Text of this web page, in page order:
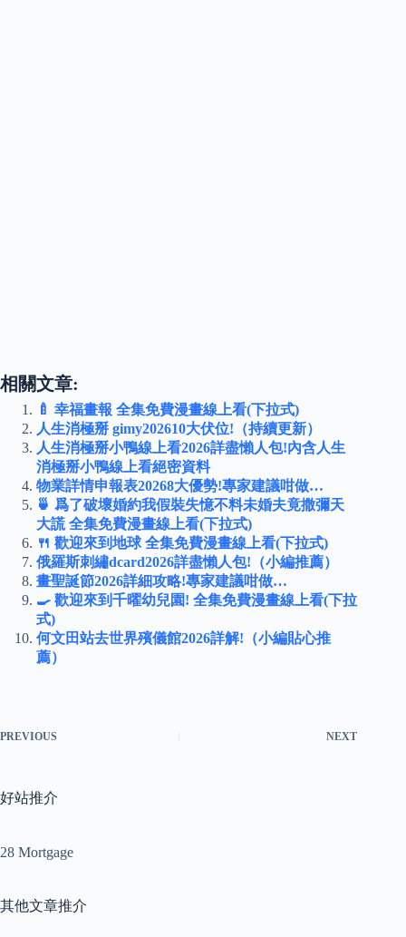
相關文章:
🍼 幸福畫報 全集免費漫畫線上看(下拉式)
人生消極掰 gimy202610大伏位!（持續更新）
人生消極掰小鴨線上看2026詳盡懶人包!內含人生
消極掰小鴨線上看絕密資料
物業詳情申報表20268大優勢!專家建議咁做…
🍵 爲了破壞婚約我假裝失憶不料未婚夫竟撒彌天
大謊 全集免費漫畫線上看(下拉式)
🍴 歡迎來到地球 全集免費漫畫線上看(下拉式)
俄羅斯刺繡dcard2026詳盡懶人包!（小編推薦）
畫聖誕節2026詳細攻略!專家建議咁做…
🍳 歡迎來到千曜幼兒園! 全集免費漫畫線上看(下拉
式)
何文田站去世界殯儀館2026詳解!（小編貼心推
薦）
PREVIOUS NEXT
好站推介
28 Mortgage
其他文章推介